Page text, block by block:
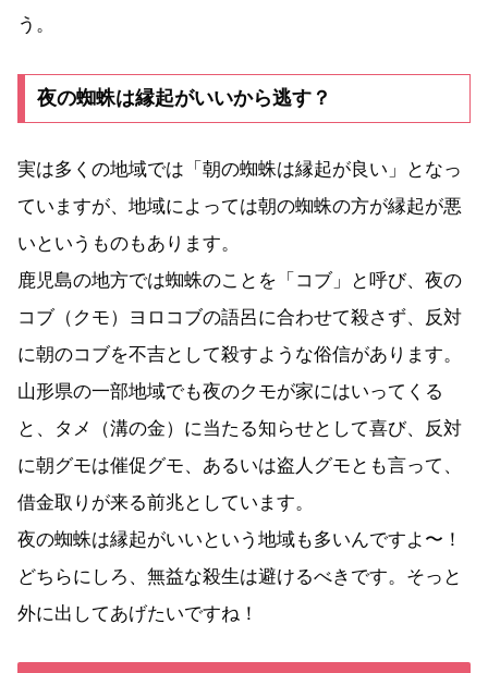
う。
夜の蜘蛛は縁起がいいから逃す？
実は多くの地域では「朝の蜘蛛は縁起が良い」となっ
ていますが、地域によっては朝の蜘蛛の方が縁起が悪
いというものもあります。
鹿児島の地方では蜘蛛のことを「コブ」と呼び、夜の
コブ（クモ）ヨロコブの語呂に合わせて殺さず、反対
に朝のコブを不吉として殺すような俗信があります。
山形県の一部地域でも夜のクモが家にはいってくる
と、タメ（溝の金）に当たる知らせとして喜び、反対
に朝グモは催促グモ、あるいは盗人グモとも言って、
借金取りが来る前兆としています。
夜の蜘蛛は縁起がいいという地域も多いんですよ〜！
どちらにしろ、無益な殺生は避けるべきです。そっと
外に出してあげたいですね！